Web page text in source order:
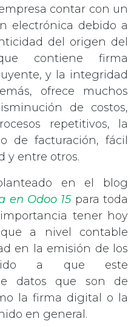
contar con un
electrónica debido a
del origen del
contiene firma
y la integridad
ofrece muchos
de costos,
repetitivos, la
de facturación, fácil
y entre otros.
en el blog
en Odoo 15 para toda
tener hoy
a nivel contable
en la emisión de los
a que este
datos que son de
la firma digital o la
en general.